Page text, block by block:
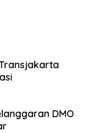
DMO